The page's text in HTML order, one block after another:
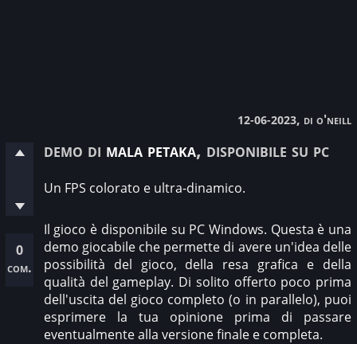
12-06-2023, di o'neill
0
com.
demo di mala petaka, disponibile su pc
Un FPS colorato e ultra-dinamico.
Il gioco è disponibile su PC Windows. Questa è una
demo giocabile che permette di avere un'idea delle
possibilità del gioco, della resa grafica e della
qualità del gameplay. Di solito offerto poco prima
dell'uscita del gioco completo (o in parallelo), puoi
esprimere la tua opinione prima di passare
eventualmente alla versione finale e completa.